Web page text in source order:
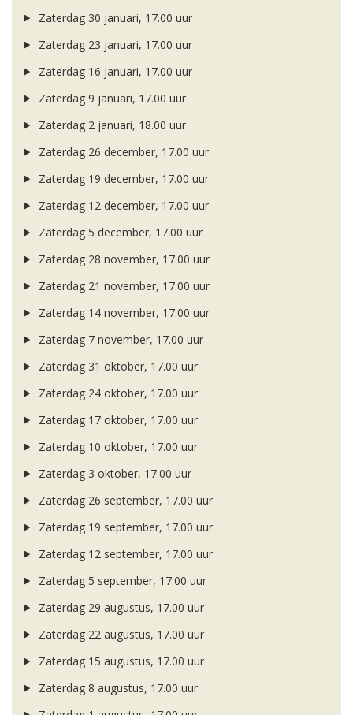
Zaterdag 30 januari, 17.00 uur
Zaterdag 23 januari, 17.00 uur
Zaterdag 16 januari, 17.00 uur
Zaterdag 9 januari, 17.00 uur
Zaterdag 2 januari, 18.00 uur
Zaterdag 26 december, 17.00 uur
Zaterdag 19 december, 17.00 uur
Zaterdag 12 december, 17.00 uur
Zaterdag 5 december, 17.00 uur
Zaterdag 28 november, 17.00 uur
Zaterdag 21 november, 17.00 uur
Zaterdag 14 november, 17.00 uur
Zaterdag 7 november, 17.00 uur
Zaterdag 31 oktober, 17.00 uur
Zaterdag 24 oktober, 17.00 uur
Zaterdag 17 oktober, 17.00 uur
Zaterdag 10 oktober, 17.00 uur
Zaterdag 3 oktober, 17.00 uur
Zaterdag 26 september, 17.00 uur
Zaterdag 19 september, 17.00 uur
Zaterdag 12 september, 17.00 uur
Zaterdag 5 september, 17.00 uur
Zaterdag 29 augustus, 17.00 uur
Zaterdag 22 augustus, 17.00 uur
Zaterdag 15 augustus, 17.00 uur
Zaterdag 8 augustus, 17.00 uur